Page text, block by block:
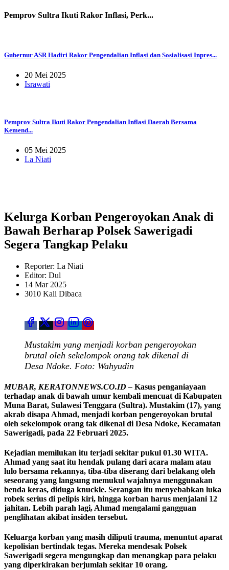
Pemprov Sultra Ikuti Rakor Inflasi, Perk...
Gubernur ASR Hadiri Rakor Pengendalian Inflasi dan Sosialisasi Inpres...
20 Mei 2025
Israwati
Pemprov Sultra Ikuti Rakor Pengendalian Inflasi Daerah Bersama
Kemend...
05 Mei 2025
La Niati
Kelurga Korban Pengeroyokan Anak di
Bawah Berharap Polsek Sawerigadi
Segera Tangkap Pelaku
Reporter: La Niati
Editor: Dul
14 Mar 2025
3010 Kali Dibaca
Mustakim yang menjadi korban pengeroyokan
brutal oleh sekelompok orang tak dikenal di
Desa Ndoke. Foto: Wahyudin
MUBAR, KERATONNEWS.CO.ID – Kasus penganiayaan
terhadap anak di bawah umur kembali mencuat di Kabupaten
Muna Barat, Sulawesi Tenggara (Sultra). Mustakim (17), yang
akrab disapa Ahmad, menjadi korban pengeroyokan brutal
oleh sekelompok orang tak dikenal di Desa Ndoke, Kecamatan
Sawerigadi, pada 22 Februari 2025.
Kejadian memilukan itu terjadi sekitar pukul 01.30 WITA.
Ahmad yang saat itu hendak pulang dari acara malam atau
lulo bersama rekannya, tiba-tiba diserang dari belakang oleh
seseorang yang langsung memukul wajahnya menggunakan
benda keras, diduga knuckle. Serangan itu menyebabkan luka
robek serius di pelipis kiri, hingga korban harus menjalani 12
jahitan. Lebih parah lagi, Ahmad mengalami gangguan
penglihatan akibat insiden tersebut.
Keluarga korban yang masih diliputi trauma, menuntut aparat
kepolisian bertindak tegas. Mereka mendesak Polsek
Sawerigadi segera mengungkap dan menangkap para pelaku
yang diperkirakan berjumlah sekitar 10 orang.